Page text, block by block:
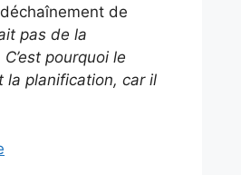
de
pas de la
C’est pourquoi le
la planification, car il